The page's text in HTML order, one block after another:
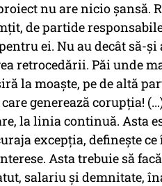
nu are nicio şansă.
de partide responsabile
ei. Nu au decât să-
retrocedării. Păi unde
la moaşte, pe de altă
generează corupţia!
la linia continuă. Asta
excepţia, defineşte
Asta trebuie să
salariu şi demnitate,